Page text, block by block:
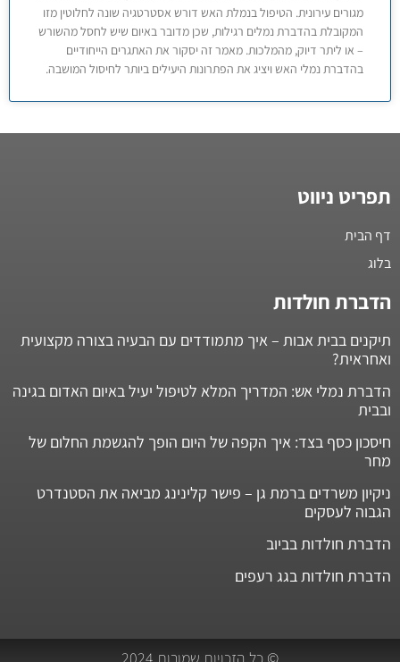
מגורים עירונית. הטיפול בנמלת האש דורש אסטרטגיה שונה לחלוטין מזו
המקובלת בהדברת נמלים רגילות, שכן מדובר באיום שיש לחסל מהשורש
– או ליתר דיוק, מהמלכות. מאמר זה יסקור את האתגרים הייחודיים
בהדברת נמלי האש ויציג את הפתרונות היעילים ביותר לחיסול המושבה.
תפריט ניווט
דף הבית
בלוג
הדברת חולדות
תיקנים בבית אבות – איך מתמודדים עם הבעיה בצורה מקצועית
ואחראית?
הדברת נמלי אש: המדריך המלא לטיפול יעיל באיום האדום בגינה
ובבית
חיסכון כסף בצד: איך הקפה של היום הופך להגשמת החלום של
מחר
ניקיון משרדים ברמת גן – פישר קלינינג מביאה את הסטנדרט
הגבוה לעסקים
הדברת חולדות בביוב
הדברת חולדות בגג רעפים